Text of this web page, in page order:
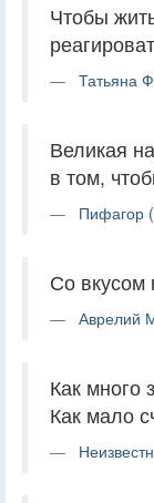
Чтобы
Татьяна
Великая
в том,
Пифагор
Со вкусом
Аврелий
Как много
Как мало